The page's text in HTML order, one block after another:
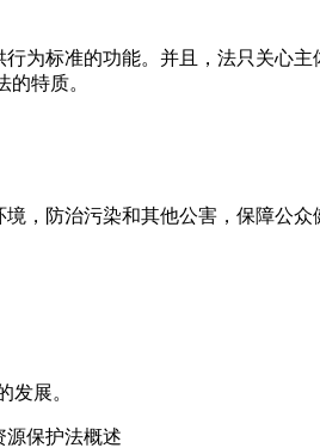
标准的功能。并且，法只关心主
特质。
防治污染和其他公害，保障公众
展。
保护法概述